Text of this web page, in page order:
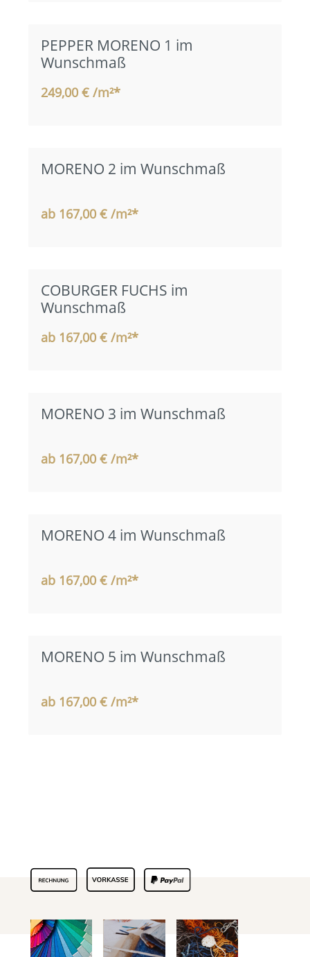
PEPPER MORENO 1 im
Wunschmaß
249,00 € /m²*
MORENO 2 im Wunschmaß
ab 167,00 € /m²*
COBURGER FUCHS im
Wunschmaß
ab 167,00 € /m²*
MORENO 3 im Wunschmaß
ab 167,00 € /m²*
MORENO 4 im Wunschmaß
ab 167,00 € /m²*
MORENO 5 im Wunschmaß
ab 167,00 € /m²*